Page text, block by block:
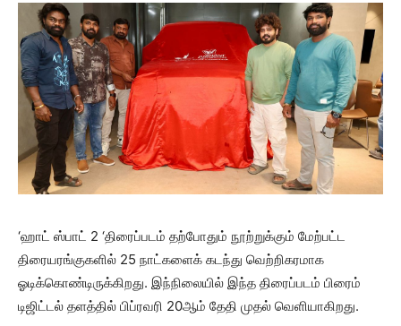
‘ஹாட் ஸ்பாட் 2 ‘திரைப்படம் தற்போதும் நூற்றுக்கும் மேற்பட்ட
திரையரங்குகளில் 25 நாட்களைக் கடந்து வெற்றிகரமாக
ஓடிக்கொண்டிருக்கிறது. இந்நிலையில் இந்த திரைப்படம் பிரைம்
டிஜிட்டல் தளத்தில் பிப்ரவரி 20ஆம் தேதி முதல் வெளியாகிறது.